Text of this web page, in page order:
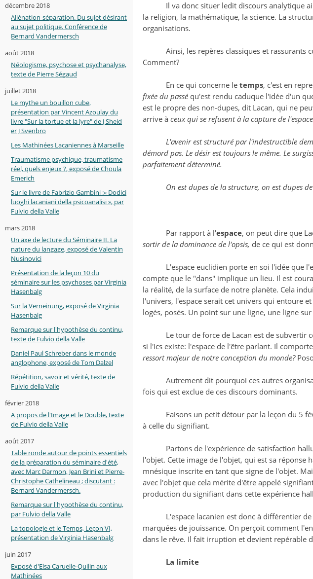
décembre 2018
Aliénation-séparation. Du sujet désirant
au sujet politique. Conférence de
Bernard Vandermersch
août 2018
Néologisme, psychose et psychanalyse,
texte de Pierre Ségaud
juillet 2018
Le mythe un bouillon cube,
présentation par Vincent Azoulay du
livre "Sur la tortue et la lyre" de J Sheid
er J Svenbro
Les Mathinées Lacaniennes à Marseille
Traumatisme psychique, traumatisme
réel, quels enjeux ?, exposé de Choula
Emerich
Sur le livre de Fabrizio Gambini :« Dodici
luoghi lacaniani della psicoanalisi », par
Fulvio della Valle
mars 2018
Un axe de lecture du Séminaire II. La
nature du langage, exposé de Valentin
Nusinovici
Présentation de la leçon 10 du
séminaire sur les psychoses par Virginia
Hasenbalg
Sur la Verneinung, exposé de Virginia
Hasenbalg
Remarque sur l'hypothèse du continu,
texte de Fulvio della Valle
Daniel Paul Schreber dans le monde
anglophone, exposé de Tom Dalzel
Répétition, savoir et vérité, texte de
Fulvio della Valle
février 2018
A propos de l'Image et le Double, texte
de Fulvio della Valle
août 2017
Table ronde autour de points essentiels
de la préparation du séminaire d'été,
avec Marc Darmon, Jean Brini et Pierre-
Christophe Cathelineau ; discutant :
Bernard Vandermersch.
Remarque sur l'hypothèse du continu,
par Fulvio della Valle
La topologie et le Temps, Leçon VI,
présentation de Virginia Hasenbalg
juin 2017
Exposé d'Elsa Caruelle-Quilin aux
Mathinées
Il va donc situer ledit discours analytique
la religion, la mathématique, la science. La
organisations.
Ainsi, les repères classiques et
Comment?
En ce qui concerne letemps, c'est en
fixée du passé qu'est rendu caduque l'idée d'un
est le propre des non-dupes, dit Lacan, qui ne
arrive àceux qui se refusent à la capture de
L'avenir est structuré par l'indestructible
démord pas. Le désir est toujours le même. Le
parfaitement déterminé.
On est dupes de la structure, on est dupes
Par rapport à l'espace, on peut dire que
sortir de la dominance de l'opsis, de ce qui est
L'espace euclidien porte en soi l'idée que
compte que le "dans" implique un lieu. Il est
la réalité, de la surface de notre planète. Cela
l'univers, l'espace serait cet univers qui entoure
logés, posés. Un point sur une ligne, une ligne
Le tour de force de Lacan est de
si l'Ics existe: l'espace de l'être parlant. Il
ressort majeur de notre conception du monde?
Autrement dit pourquoi ces autres
fois qui est exclue de ces discours dominants.
Faisons un petit détour par la leçon du 5
à celle du signifiant.
Partons de l'expérience de satisfaction
l'objet. Cette image de l'objet, qui est sa
mnésique inscrite en tant que signe de l'objet.
avec l'objet que cela mérite d'être appelé
production du signifiant dans cette expérience
L'espace lacanien est donc à différentier
marquées de jouissance. On perçoit comment
dans le rêve. Il fait irruption et devient repérable
La limite